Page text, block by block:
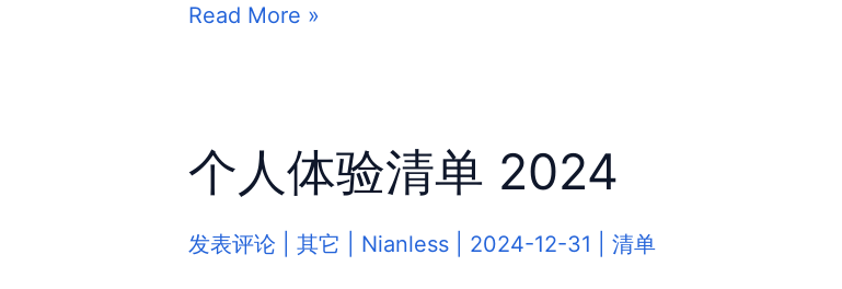
四
七
次！
汉
Read More »
个人体验清单 2024
发表评论 其它 Nianless 2024-12-31 清单